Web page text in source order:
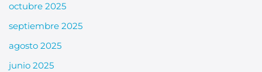
octubre 2025
septiembre 2025
agosto 2025
junio 2025